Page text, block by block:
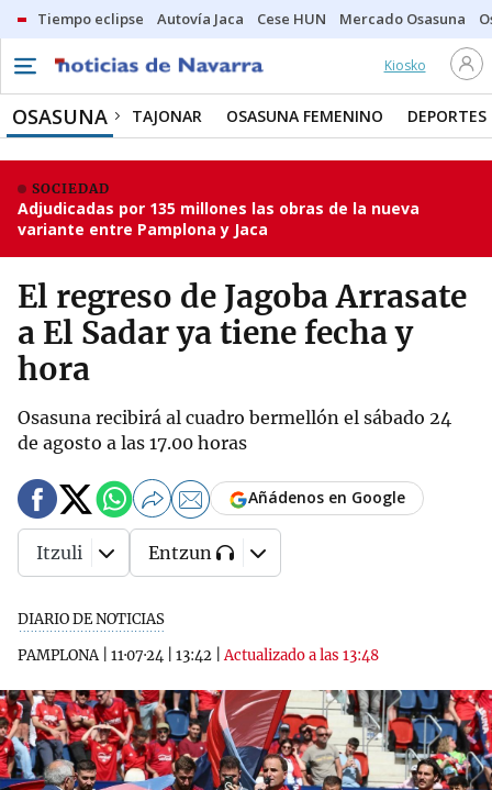
Tiempo eclipse Autovía Jaca Cese HUN Mercado Osasuna
Kiosko
OSASUNA TAJONAR OSASUNA FEMENINO DEPORTES
SOCIEDAD
Adjudicadas por 135 millones las obras de la nueva
variante entre Pamplona y Jaca
El regreso de Jagoba Arrasate
a El Sadar ya tiene fecha y
hora
Osasuna recibirá al cuadro bermellón el sábado 24
de agosto a las 17.00 horas
DIARIO DE NOTICIAS
PAMPLONA| 11·07·24 13:42 |Actualizado a las 13:48
Añádenos en Google
Itzuli Entzun